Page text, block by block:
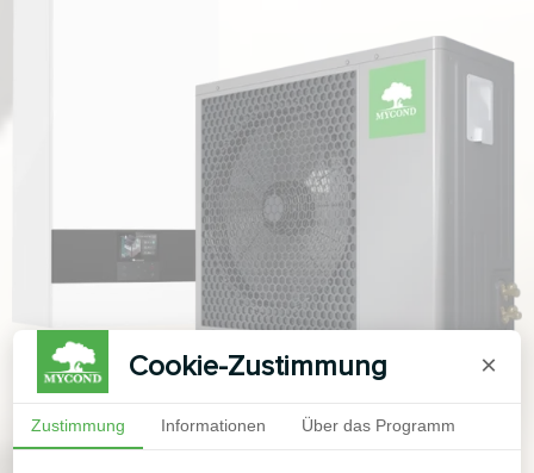
Cookie-Zustimmung ×
Zustimmung Informationen Über das Programm